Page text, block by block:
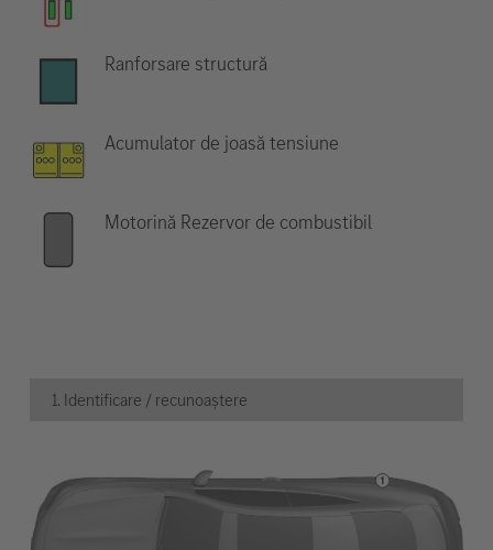
Ranforsare structură
Acumulator de joasă tensiune
Motorină Rezervor de combustibil
1. Identificare / recunoaștere